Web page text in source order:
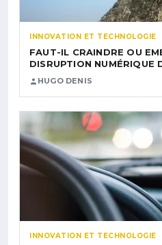
INNOVATION ET TECHNOLOGIE
FAUT-IL CRAINDRE OU
DISRUPTION NUMÉRIQUE
HUGO DENIS
INNOVATION ET TECHNOLOGIE